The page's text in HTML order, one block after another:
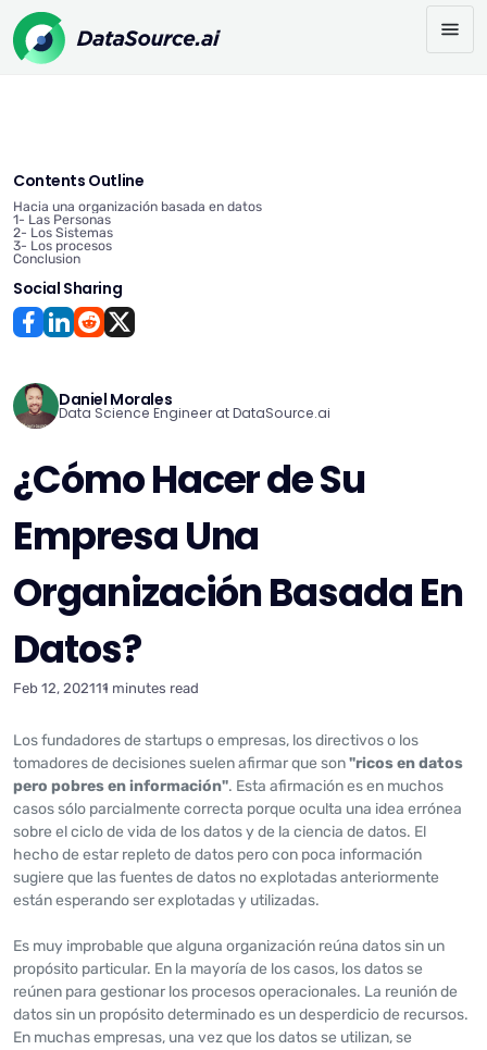
Contents Outline
Hacia una organización basada en datos
1- Las Personas
2- Los Sistemas
3- Los procesos
Conclusion
Social Sharing
Daniel Morales
Data Science Engineer at DataSource.ai
¿Cómo Hacer de Su
Empresa Una
Organización Basada En
Datos?
Feb 12, 202111 minutes read
Los fundadores de startups o empresas, los directivos o los
tomadores de decisiones suelen afirmar que son"ricos en datos
pero pobres en información". Esta afirmación es en muchos
casos sólo parcialmente correcta porque oculta una idea errónea
sobre el ciclo de vida de los datos y de la ciencia de datos. El
hecho de estar repleto de datos pero con poca información
sugiere que las fuentes de datos no explotadas anteriormente
están esperando ser explotadas y utilizadas.
Es muy improbable que alguna organización reúna datos sin un
propósito particular. En la mayoría de los casos, los datos se
reúnen para gestionar los procesos operacionales. La reunión de
datos sin un propósito determinado es un desperdicio de recursos.
En muchas empresas, una vez que los datos se utilizan, se